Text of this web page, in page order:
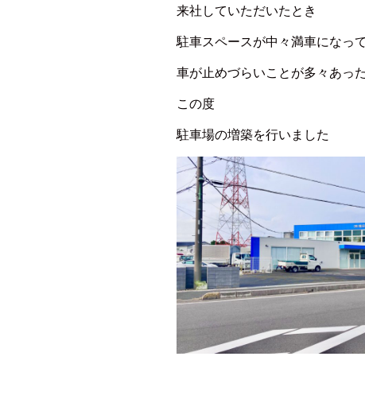
来社していただいたとき
駐車スペースが中々満車になっ
車が止めづらいことが多々あっ
この度
駐車場の増築を行いました